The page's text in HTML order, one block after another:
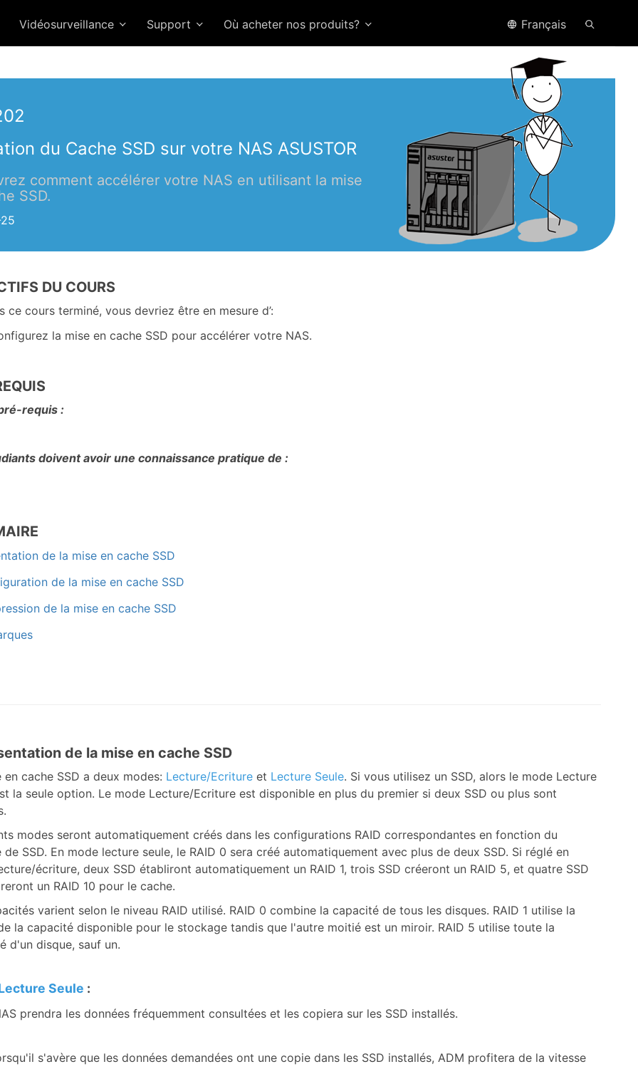
Vidéosurveillance Support Où acheter nos produits? Français
du Cache SSD sur votre NAS ASUSTOR
comment accélérer votre NAS en utilisant la mise
SSD.
DU COURS
ce cours terminé, vous devriez être en mesure d’:
la mise en cache SSD pour accélérer votre NAS.
requis :
doivent avoir une connaissance pratique de :
de la mise en cache SSD
de la mise en cache SSD
de la mise en cache SSD
de la mise en cache SSD
en cache SSD a deux modes: Lecture/Ecriture et Lecture Seule. Si vous utilisez un SSD, alors le mode Lecture
la seule option. Le mode Lecture/Ecriture est disponible en plus du premier si deux SSD ou plus sont
modes seront automatiquement créés dans les configurations RAID correspondantes en fonction du
de SSD. En mode lecture seule, le RAID 0 sera créé automatiquement avec plus de deux SSD. Si réglé en
écriture, deux SSD établiront automatiquement un RAID 1, trois SSD créeront un RAID 5, et quatre SSD
un RAID 10 pour le cache.
varient selon le niveau RAID utilisé. RAID 0 combine la capacité de tous les disques. RAID 1 utilise la
la capacité disponible pour le stockage tandis que l'autre moitié est un miroir. RAID 5 utilise toute la
d'un disque, sauf un.
Seule :
prendra les données fréquemment consultées et les copiera sur les SSD installés.
s'avère que les données demandées ont une copie dans les SSD installés, ADM profitera de la vitesse